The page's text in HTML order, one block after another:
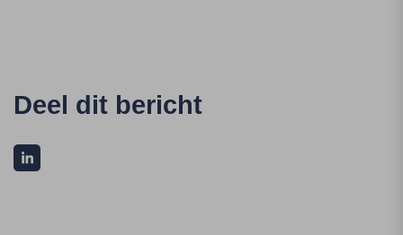
Deel dit bericht